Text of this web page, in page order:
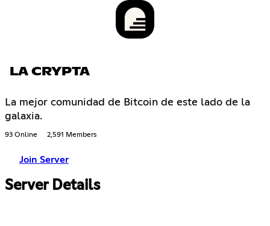
LA CRYPTA
La mejor comunidad de Bitcoin de este lado de la
galaxia.
93 Online 2,591 Members
Join Server
Server Details